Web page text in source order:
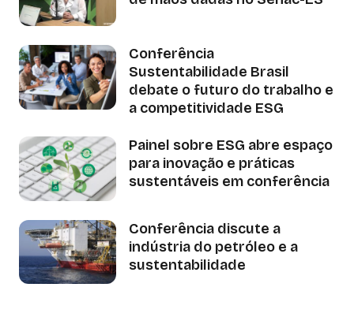
Conferência
Sustentabilidade Brasil
debate o futuro do trabalho e
a competitividade ESG
Painel sobre ESG abre espaço
para inovação e práticas
sustentáveis em conferência
Conferência discute a
indústria do petróleo e a
sustentabilidade